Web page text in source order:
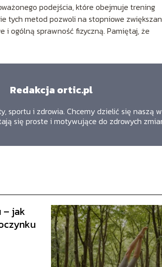
podejścia, które obejmuje trening
tych metod pozwoli na stopniowe
i ogólną sprawność fizyczną. Pamiętaj, że
Redakcja ortic.pl
sportu i zdrowia. Chcemy dzielić się naszą
się proste i motywujące do zdrowych
– jak